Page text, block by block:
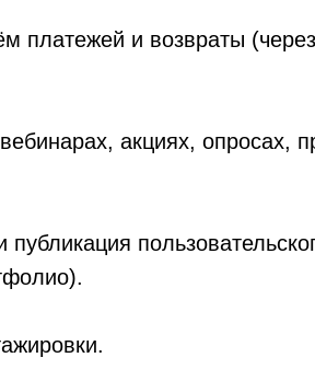
платежей и возвраты
акциях, опросах,